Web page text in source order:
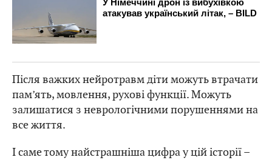
Після важких нейротравм діти можуть втрачати
пам’ять, мовлення, рухові функції. Можуть
залишатися з неврологічними порушеннями на
все життя.
І саме тому найстрашніша цифра у цій історії –